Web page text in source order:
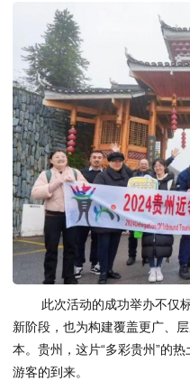
此次活动的成功举办不仅
新阶段，也为构建覆盖更广、
本。贵州，这片“多彩贵州”的
游客的到来。